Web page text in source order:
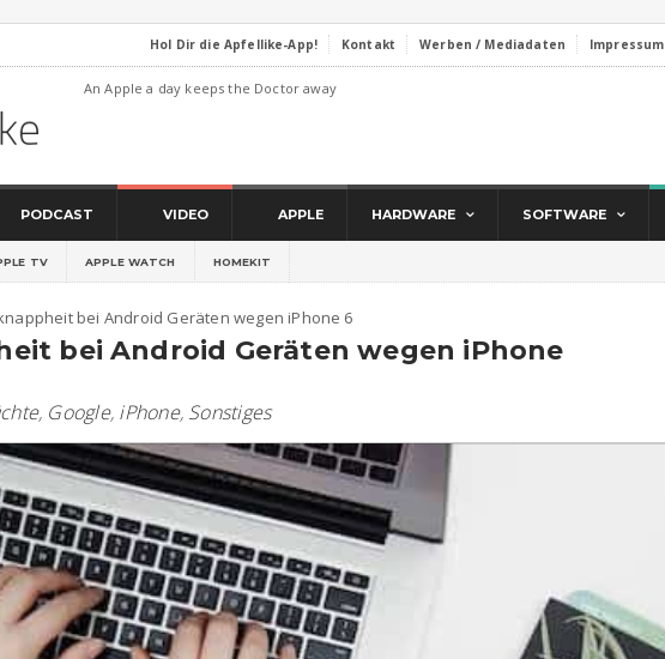
Hol Dir die Apfellike-App! Kontakt Werben / Mediadaten Impressum
An Apple a day keeps the Doctor away
PODCAST VIDEO APPLE HARDWARE SOFTWARE
TV APPLE WATCH HOMEKIT
bei Android Geräten wegen iPhone 6
bei Android Geräten wegen iPhone
, Google, iPhone, Sonstiges